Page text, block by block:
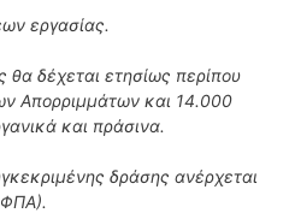
εργασίας.
δέχεται ετησίως περίπου
Απορριμμάτων και 14.000
και πράσινα.
δράσης ανέρχεται